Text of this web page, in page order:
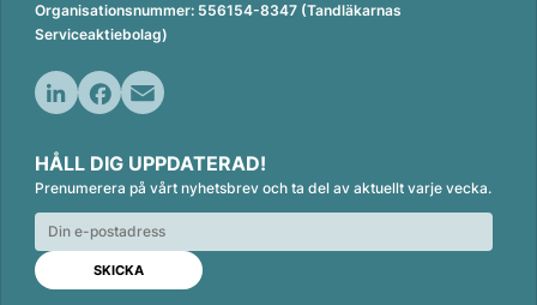
Organisationsnummer: 556154-8347 (Tandläkarnas
Serviceaktiebolag)
n
k
e
d
n
c
e
b
o
o
k
a
i
l
HÅLL DIG UPPDATERAD!
Prenumerera på vårt nyhetsbrev och ta del av aktuellt varje vecka.